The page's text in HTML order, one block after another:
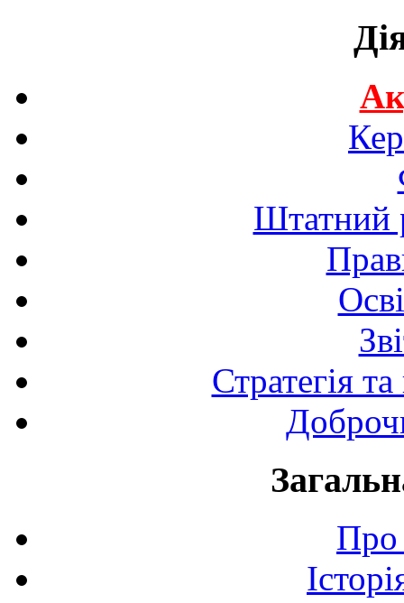
Штатний
Стратегія
Про